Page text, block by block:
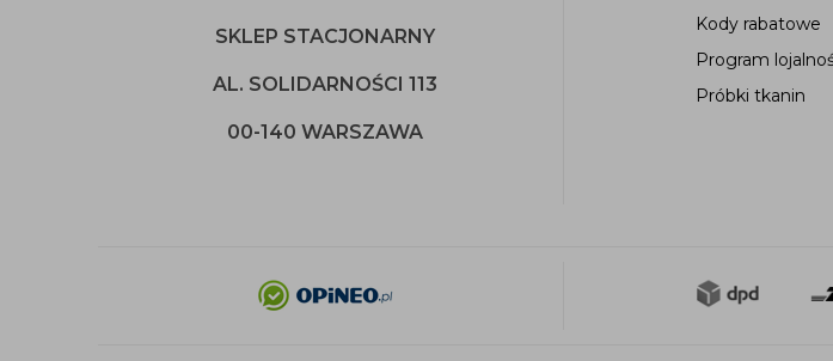
Kody rabatowe
Program
Próbki tkanin
SKLEP STACJONARNY
AL. SOLIDARNOŚCI 113
00-140 WARSZAWA